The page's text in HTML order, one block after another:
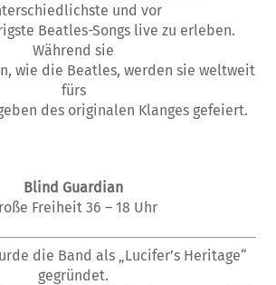
und vor
Beatles-Songs live zu erleben.
Während sie
wie die Beatles, werden sie weltweit
fürs
des originalen Klanges gefeiert.
Blind Guardian
Freiheit 36 – 18 Uhr
die Band als „Lucifer’s Heritage“
gegründet.